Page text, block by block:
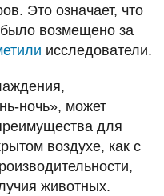
Это означает, что
было возмещено за
исследователи.
ночь», может
для
воздухе, как с
животных.